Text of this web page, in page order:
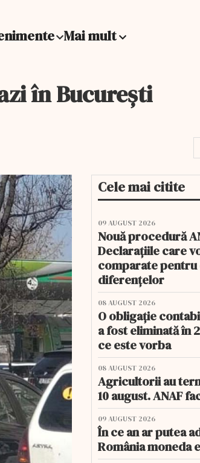
Mai mult
în București
Cele mai citite
09 AUGUST 2026
Nouă procedură
Declarațiile care
comparate
diferențelor
08 AUGUST 2026
O obligație
a fost eliminată în
ce este vorba
08 AUGUST 2026
Agricultorii au
10 august. ANAF
09 AUGUST 2026
În ce an ar putea
România moneda